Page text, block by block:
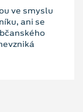
ve smyslu
ani se